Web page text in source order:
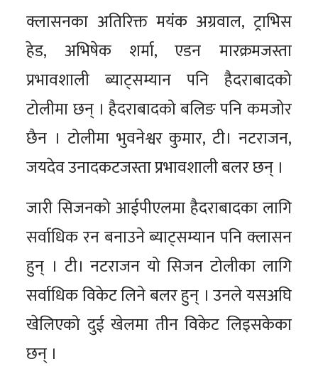
क्लासनका अतिरिक्त मयंक अग्रवाल, ट्राभिस
हेड, अभिषेक शर्मा, एडन मारक्रमजस्ता
प्रभावशाली ब्याट्सम्यान पनि हैदराबादको
टोलीमा छन् । हैदराबादको बलिङ पनि कमजोर
छैन । टोलीमा भुवनेश्वर कुमार, टी। नटराजन,
जयदेव उनादकटजस्ता प्रभावशाली बलर छन् ।
जारी सिजनको आईपीएलमा हैदराबादका लागि
सर्वाधिक रन बनाउने ब्याट्सम्यान पनि क्लासन
हुन् । टी। नटराजन यो सिजन टोलीका लागि
सर्वाधिक विकेट लिने बलर हुन् । उनले यसअघि
खेलिएको दुई खेलमा तीन विकेट लिइसकेका
छन् ।